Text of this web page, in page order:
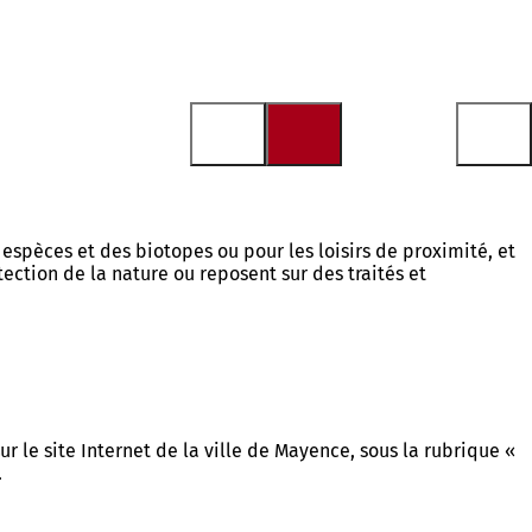
et des biotopes ou pour les loisirs de proximité, et
de la nature ou reposent sur des traités et
le site Internet de la ville de Mayence, sous la rubrique «